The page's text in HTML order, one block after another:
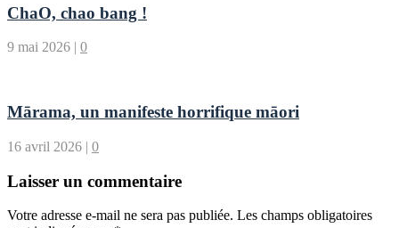
ChaO, chao bang !
9 mai 2026 | 0
Mārama, un manifeste horrifique māori
16 avril 2026 | 0
Laisser un commentaire
Votre adresse e-mail ne sera pas publiée. Les champs obligatoires